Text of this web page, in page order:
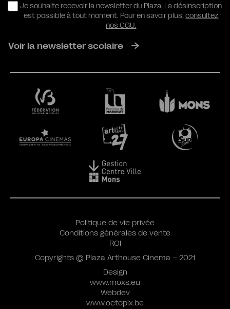
RGPD
Je souhaite recevoir la newsletter du Plaza. La désinscription
est possible à tout moment. Pour en savoir plus,consultez
nos CGU.
Voir la newsletter scolaire
Design
www.moxs.eu
Webdev
www.octopix.be
Politique de vie privée
Conditions générales de vente
ROI
Copyrights © Plaza Arthouse Cinema – 2021